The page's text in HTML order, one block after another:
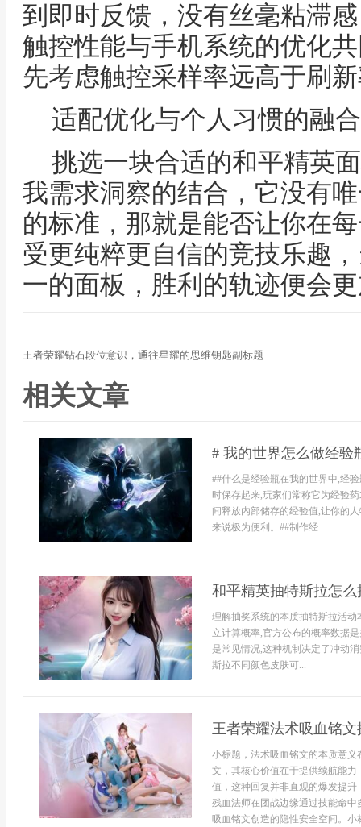
到即时反馈，没有丝毫粘滞
触控性能与手机系统的优化
先考虑触控采样率远高于刷
适配优化与个人习惯的融合
挑选一块合适的和平精英
我需求洞察的结合，它没有
的标准，那就是能否让你在
受更纯粹更自信的竞技乐趣
一的面板，胜利的轨迹便会
王者荣耀钻石段位意识，通往星耀的思维钥匙副标题
相关文章
# 我的世界怎么做经验
##什么是经验瓶在我的世界中,经
时保存起来,玩家们常称它为经验
间释放内部储存的经验值,让你的
来说极为便利。##制作经...
和平精英抽特斯拉怎
理解抽奖系统的本质抽特斯拉活
立计算概率,官方公布的概率数据
是常见情况,这种机制决定了冲动
斯拉不同颜色皮肤可...
王者荣耀法术吸血铭
小标题，法术吸血铭文的本质意
文，其核心价值在于提供续航能
值，这种回复并非直观的爆发提
残血法师在团战边缘通过技能命
吸血铭文创造的隐性安全空间。小